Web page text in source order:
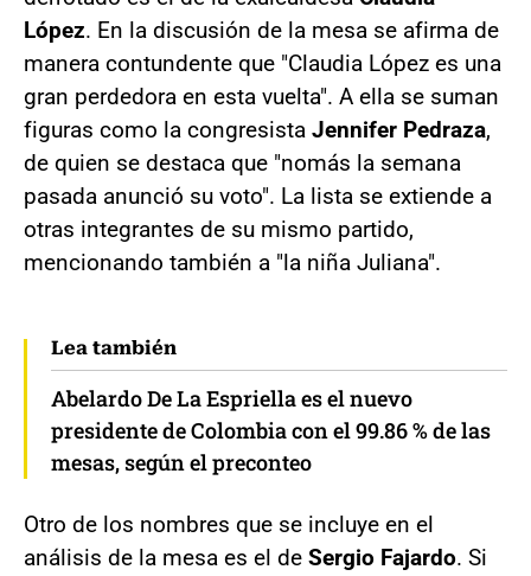
López. En la discusión de la mesa se afirma de
manera contundente que "Claudia López es una
gran perdedora en esta vuelta". A ella se suman
figuras como la congresista Jennifer Pedraza,
de quien se destaca que "nomás la semana
pasada anunció su voto". La lista se extiende a
otras integrantes de su mismo partido,
mencionando también a "la niña Juliana".
Lea también
Abelardo De La Espriella es el nuevo
presidente de Colombia con el 99.86 % de las
mesas, según el preconteo
Otro de los nombres que se incluye en el
análisis de la mesa es el de Sergio Fajardo. Si